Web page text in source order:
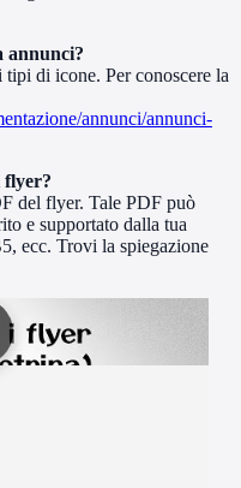
annunci?
di icone. Per conoscere la
annunci/annunci-
flyer?
del flyer. Tale PDF può
e supportato dalla tua
ecc. Trovi la spiegazione